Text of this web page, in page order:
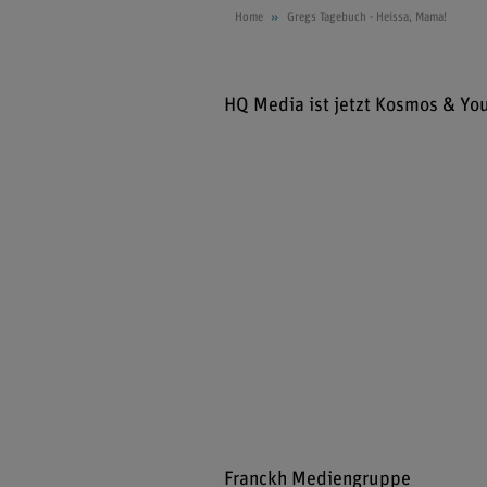
Home Gregs Tagebuch - Heissa, Mama!
HQ Media ist jetzt Kosmos &
Franckh Mediengruppe